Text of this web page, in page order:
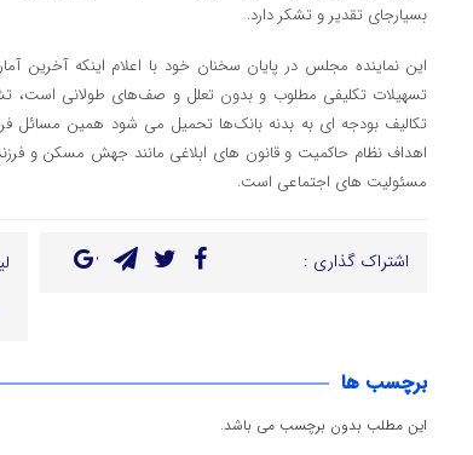
بسیارجای تقدیر و تشکر دارد.
این نماینده مجلس در پایان سخنان خود با اعلام اینکه آخرین
تسهیلات تکلیفی مطلوب و بدون تعلل و صف‌های طولانی است،
تکالیف بودجه ای به بدنه بانک‌ها تحمیل می شود همین مسائل
اهداف نظام حاکمیت و قانون های ابلاغی مانند جهش مسکن و
مسئولیت های اجتماعی است.
اشتراک گذاری :
برچسب ها
این مطلب بدون برچسب می باشد.